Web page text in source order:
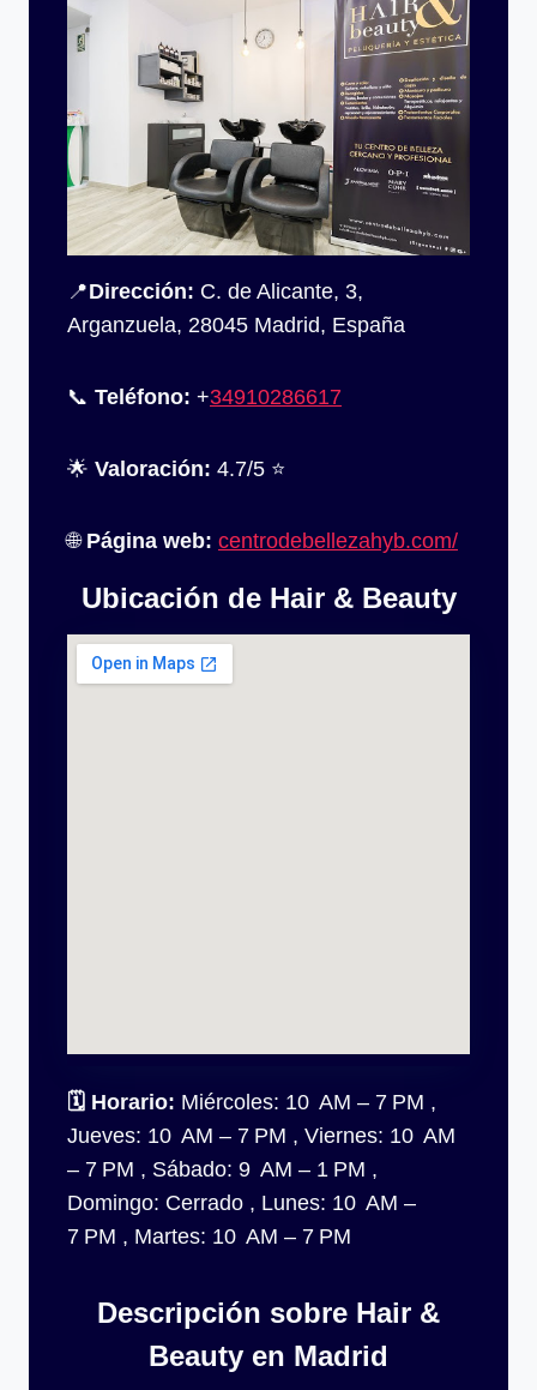
📍Dirección: C. de Alicante, 3,
Arganzuela, 28045 Madrid, España
📞 Teléfono: +34910286617
🌟 Valoración: 4.7/5 ⭐
🌐 Página web: centrodebellezahyb.com/
Ubicación de Hair & Beauty
🗓 Horario: Miércoles: 10 AM – 7 PM ,
Jueves: 10 AM – 7 PM , Viernes: 10 AM
– 7 PM , Sábado: 9 AM – 1 PM ,
Domingo: Cerrado , Lunes: 10 AM –
7 PM , Martes: 10 AM – 7 PM
Descripción sobre Hair &
Beauty en Madrid